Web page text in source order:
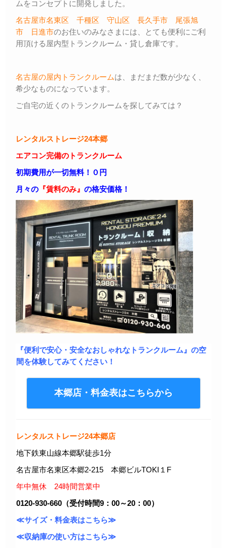
ムをコンセプトに開発しました。
名古屋市名東区
千種区 守山区 長久手市
尾張旭
市
日進市のお住いのみなさまには、とても便利にご利
用頂ける屋内型トランクルーム・貸し倉庫です。
名古屋の屋内トランクルームは、まだまだ数が少なく、
希少なものになっています。
ご自宅の近くのトランクルームを探してみては？
レンタルストレージ24本郷
エアコン完備のトランクルーム
初期費用が一切無料！０円
月々の 『賃料のみ』 の格安価格！
『便利で安心・安全なおしゃれなトランクルーム』の空
間を体験してみてください！
本郷店・料金表はこちらから
レンタルストレージ24本郷店
地下鉄東山線本郷駅徒歩1分
名古屋市名東区本郷2-215 本郷ビルTOKI１F
年中無休 24時間営業中
0120-930-660（受付時間9：00～20：00）
≪サイズ・料金表はこちら≫
≪収納庫の使い方はこちら≫